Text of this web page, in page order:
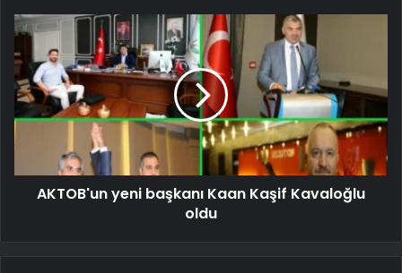
AKTOB'un yeni başkanı Kaan Kaşif Kavaloğlu
oldu